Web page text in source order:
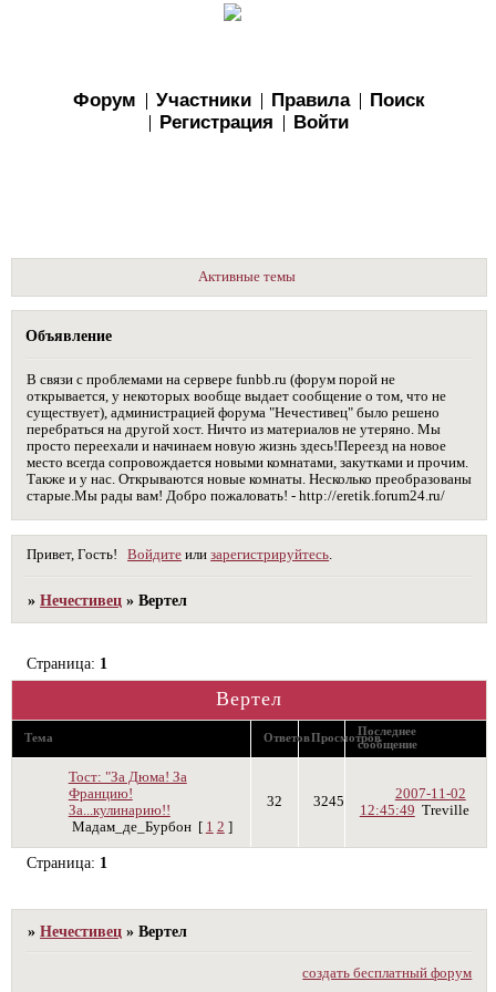
Форум Участники Правила
Поиск
Регистрация
Войти
Активные темы
Объявление
В связи с проблемами на сервере funbb.ru (форум порой не
открывается, у некоторых вообще выдает сообщение о том, что не
существует), администрацией форума "Нечестивец" было решено
перебраться на другой хост. Ничто из материалов не утеряно. Мы
просто переехали и начинаем новую жизнь здесь!Переезд на новое
место всегда сопровождается новыми комнатами, закутками и прочим.
Также и у нас. Открываются новые комнаты. Несколько преобразованы
старые.Мы рады вам! Добро пожаловать! - http://eretik.forum24.ru/
Привет, Гость! Войдите илизарегистрируйтесь
»Нечестивец »Вертел
Вертел
Страница: 1
Тема ОтветовПросмотровПоследнее
сообщение
Тост: "За Дюма! За
Францию!
За...кулинарию!!
Мадам_де_Бурбон [ 1 2 ]
32 3245
2007-11-02
12:45:49 Treville
Страница: 1
»Нечестивец »Вертел
создать бесплатный форум